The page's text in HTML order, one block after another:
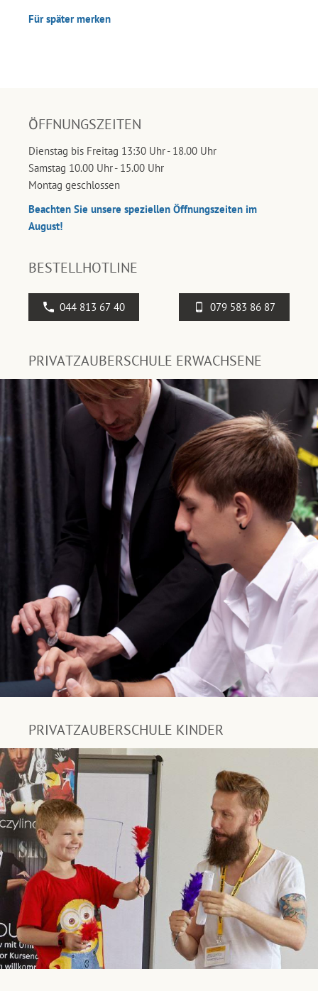
Für später merken
ÖFFNUNGSZEITEN
Dienstag bis Freitag 13:30 Uhr - 18.00 Uhr
Samstag 10.00 Uhr - 15.00 Uhr
Montag geschlossen
Beachten Sie unsere speziellen Öffnungszeiten im
August!
BESTELLHOTLINE
044 813 67 40 079 583 86 87
PRIVATZAUBERSCHULE ERWACHSENE
PRIVATZAUBERSCHULE KINDER